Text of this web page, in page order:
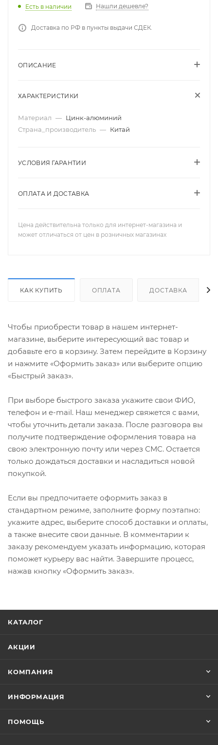
Есть в наличии Нашли дешевле?
Доставка по РФ в пункты выдачи СДЕК.
ОПИСАНИЕ
ХАРАКТЕРИСТИКИ
Материал — Цинк-алюминий
Страна_производитель — Китай
УСЛОВИЯ ГАРАНТИИ
ОПЛАТА И ДОСТАВКА
Цена действительна только для интернет-магазина и
может отличаться от цен в розничных магазинах
КАК КУПИТЬ ОПЛАТА ДОСТАВКА
Чтобы приобрести товар в нашем интернет-
магазине, выберите интересующий вас товар и
добавьте его в корзину. Затем перейдите в Корзину
и нажмите «Оформить заказ» или выберите опцию
«Быстрый заказ».
При выборе быстрого заказа укажите свои ФИО,
телефон и e-mail. Наш менеджер свяжется с вами,
чтобы уточнить детали заказа. После разговора вы
получите подтверждение оформления товара на
свою электронную почту или через СМС. Остается
только дождаться доставки и насладиться новой
покупкой.
Если вы предпочитаете оформить заказ в
стандартном режиме, заполните форму поэтапно:
укажите адрес, выберите способ доставки и оплаты,
а также внесите свои данные. В комментарии к
заказу рекомендуем указать информацию, которая
поможет курьеру вас найти. Завершите процесс,
нажав кнопку «Оформить заказ».
КАТАЛОГ
АКЦИИ
КОМПАНИЯ
ИНФОРМАЦИЯ
ПОМОЩЬ